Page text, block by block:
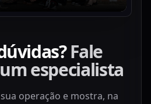
Fale
especialista
operação e mostra, na